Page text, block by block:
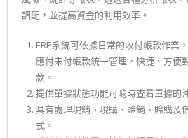
調配，並提高資金的利用效率。
ERP系統可依據日常的收付帳款作業
應付未付帳款統一管理，快捷、方便
款。
提供單據狀態功能可隨時查看單據的
具有處理現銷、現購、賒銷、賒購及
式。